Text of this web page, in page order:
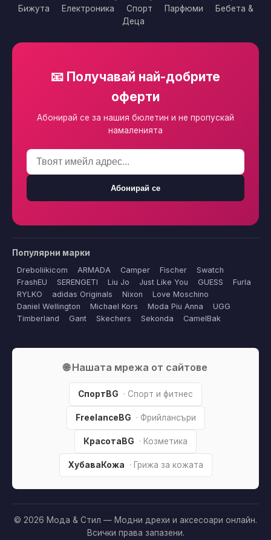
Бижута
Електроника Спорт Парфюми
Бебета &
Деца
📧 Получавай най-добрите
оферти
Абонирай се за нашия бюлетин и не пропускай
намаленията
Абонирай се
Популярни марки
Dreboliikicom ARMADA Camper Fischer
Swatch
FrashEU
SERENGETI Liu Jo Just Like You GUESS
Furla
RYLKO
adidas Originals Nixon
Love Moschino
Daniel Wellington
Michael Kors Moda Piu Anna
UGG
Timberland
Gant Skechers Sekonda CamelBak
🌐 Нашата мрежа от сайтове
СпортBG · Спорт и фитнес
FreelanceBG · Фрийлансъри
КрасотаBG · Козметика
ХубаваКожа · Грижа за кожата
© 2026 Мода & Стил — Модни дрехи и аксесоари онлайн.
Всички права запазени.